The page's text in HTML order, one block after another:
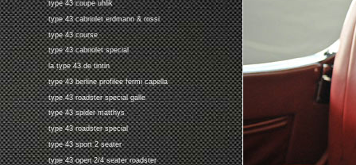
type 43 coupe uhlik
type 43 cabriolet erdmann & rossi
type 43 course
type 43 cabriolet special
la type 43 de tintin
type 43 berline profilee fermi capella
type 43 roadster special galle
type 43 spider matthys
type 43 roadster special
type 43 sport 2 seater
type 43 open 2/4 seater roadster